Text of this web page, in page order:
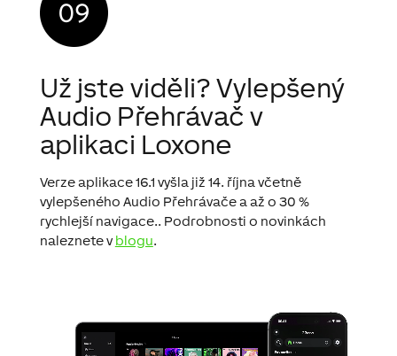
Už jste viděli? Vylepšený
Audio Přehrávač v
aplikaci Loxone
Verze aplikace 16.1 vyšla již 14. října včetně
vylepšeného Audio Přehrávače a až o 30 %
rychlejší navigace.. Podrobnosti o novinkách
naleznete v blogu.